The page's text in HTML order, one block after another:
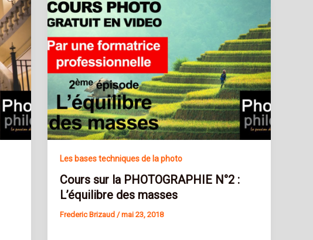
Les bases techniques de la photo
Cours sur la PHOTOGRAPHIE N°2 :
L’équilibre des masses
Frederic Brizaud /mai 23, 2018